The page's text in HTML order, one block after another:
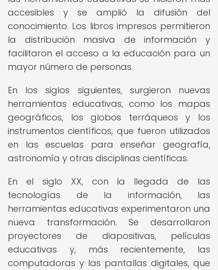
accesibles y se amplió la difusión del
conocimiento. Los libros impresos permitieron
la distribución masiva de información y
facilitaron el acceso a la educación para un
mayor número de personas.
En los siglos siguientes, surgieron nuevas
herramientas educativas, como los mapas
geográficos, los globos terráqueos y los
instrumentos científicos, que fueron utilizados
en las escuelas para enseñar geografía,
astronomía y otras disciplinas científicas.
En el siglo XX, con la llegada de las
tecnologías de la información, las
herramientas educativas experimentaron una
nueva transformación. Se desarrollaron
proyectores de diapositivas, películas
educativas y, más recientemente, las
computadoras y las pantallas digitales, que